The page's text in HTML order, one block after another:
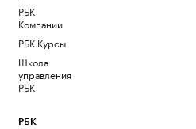
РБК
Компании
РБК Курсы
Школа
управления
РБК
РБК